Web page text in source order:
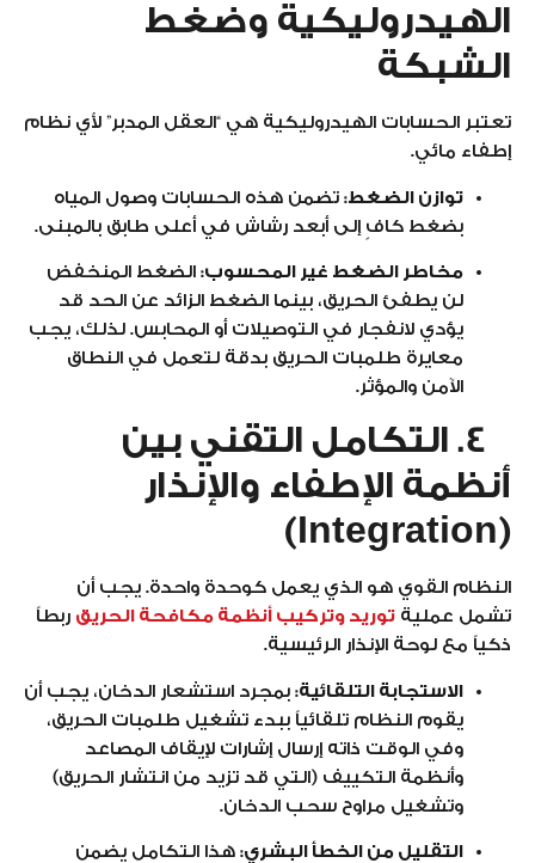
الهيدروليكية وضغط
الشبكة
تعتبر الحسابات الهيدروليكية هي “العقل المدبر” لأي نظام
إطفاء مائي.
توازن الضغط: تضمن هذه الحسابات وصول المياه
بضغط كافٍ إلى أبعد رشاش في أعلى طابق بالمبنى.
مخاطر الضغط غير المحسوب: الضغط المنخفض
لن يطفئ الحريق، بينما الضغط الزائد عن الحد قد
يؤدي لانفجار في التوصيلات أو المحابس. لذلك، يجب
معايرة طلمبات الحريق بدقة لتعمل في النطاق
الآمن والمؤثر.
4. التكامل التقني بين
أنظمة الإطفاء والإنذار
(Integration)
النظام القوي هو الذي يعمل كوحدة واحدة. يجب أن
تشمل عملية توريد وتركيب أنظمة مكافحة الحريق ربطاً
ذكياً مع لوحة الإنذار الرئيسية.
الاستجابة التلقائية: بمجرد استشعار الدخان، يجب أن
يقوم النظام تلقائياً ببدء تشغيل طلمبات الحريق،
وفي الوقت ذاته إرسال إشارات لإيقاف المصاعد
وأنظمة التكييف (التي قد تزيد من انتشار الحريق)
وتشغيل مراوح سحب الدخان.
التقليل من الخطأ البشري: هذا التكامل يضمن